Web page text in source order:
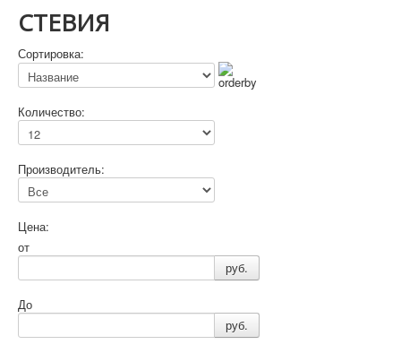
СТЕВИЯ
Сортировка:
Количество:
Производитель:
Цена:
от
руб.
До
руб.